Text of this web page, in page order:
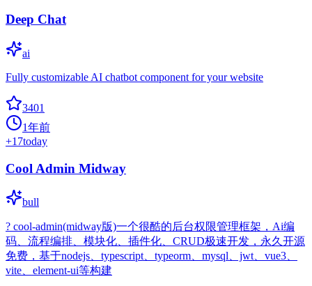
Deep Chat
ai
Fully customizable AI chatbot component for your website
3401
1年前
+17today
Cool Admin Midway
bull
? cool-admin(midway版)一个很酷的后台权限管理框架，Ai编
码、流程编排、模块化、插件化、CRUD极速开发，永久开源
免费，基于nodejs、typescript、typeorm、mysql、jwt、vue3、
vite、element-ui等构建